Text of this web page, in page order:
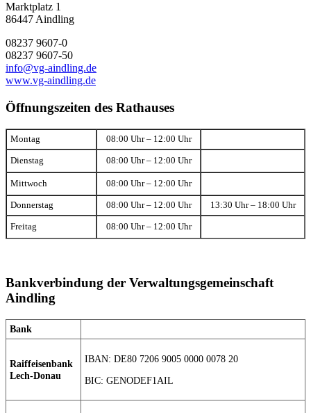
Marktplatz 1
86447 Aindling
08237 9607-0
08237 9607-50
info@vg-aindling.de
www.vg-aindling.de
Öffnungszeiten des Rathauses
Montag 08:00 Uhr – 12:00 Uhr
Dienstag 08:00 Uhr – 12:00 Uhr
Mittwoch 08:00 Uhr – 12:00 Uhr
Donnerstag 08:00 Uhr – 12:00 Uhr 13:30 Uhr – 18:00 Uhr
Freitag 08:00 Uhr – 12:00 Uhr
Bankverbindung der Verwaltungsgemeinschaft
Aindling
Bank
Raiffeisenbank
Lech-Donau
IBAN: DE80 7206 9005 0000 0078 20
BIC: GENODEF1AIL